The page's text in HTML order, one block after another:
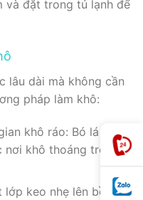
và đặt trong tủ lạnh để
lâu dài mà không cần
pháp làm khô:
khô ráo: Bó lá lại
nơi khô thoáng trong
keo nhẹ lên bề mặt